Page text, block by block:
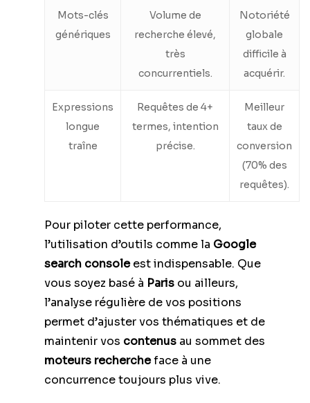
Mots-clés
génériques
Volume de
recherche élevé,
très
concurrentiels.
Notoriété
globale
difficile à
acquérir.
Expressions
longue
traîne
Requêtes de 4+
termes, intention
précise.
Meilleur
taux de
conversion
(70% des
requêtes).
Pour piloter cette performance,
l’utilisation d’outils comme la Google
search consoleest indispensable. Que
vous soyez basé à Paris ou ailleurs,
l’analyse régulière de vos positions
permet d’ajuster vos thématiques et de
maintenir vos contenus au sommet des
moteurs rechercheface à une
concurrence toujours plus vive.